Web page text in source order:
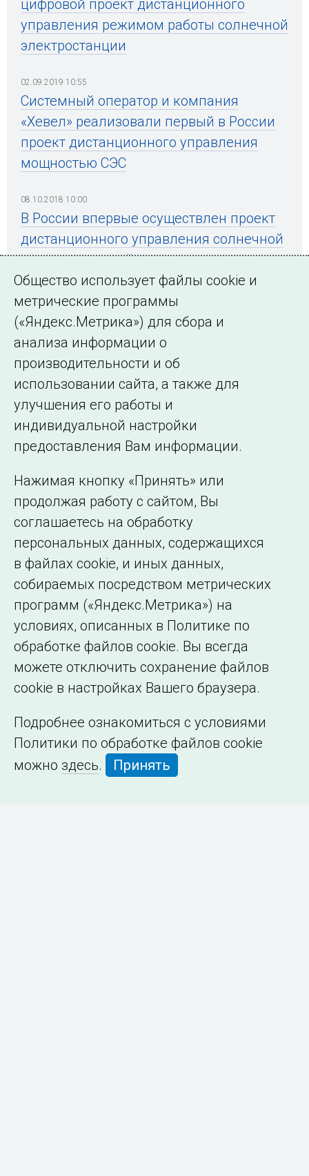
цифровой проект дистанционного
управления режимом работы солнечной
электростанции
02.09.2019 10:55
Системный оператор и компания
«Хевел» реализовали первый в России
проект дистанционного управления
мощностью СЭС
08.10.2018 10:00
В России впервые осуществлен проект
дистанционного управления солнечной
электростанцией
← Все публикации
Подписаться на новости
©2005–2026 АО «СО ЕЭС»
Филиалы и
представительства
Сведения об
образовательной
организации
Общество использует файлы cookie и
метрические программы
(«Яндекс.Метрика») для сбора и
анализа информации о
производительности и об
использовании сайта, а также для
улучшения его работы и
индивидуальной настройки
предоставления Вам информации.
Нажимая кнопку «Принять» или
продолжая работу с сайтом, Вы
соглашаетесь на обработку
персональных данных, содержащихся
в файлах cookie, и иных данных,
собираемых посредством метрических
программ («Яндекс.Метрика») на
условиях, описанных в Политике по
обработке файлов cookie. Вы всегда
можете отключить сохранение файлов
cookie в настройках Вашего браузера.
Подробнее ознакомиться с условиями
Политики по обработке файлов cookie
можно здесь. Принять